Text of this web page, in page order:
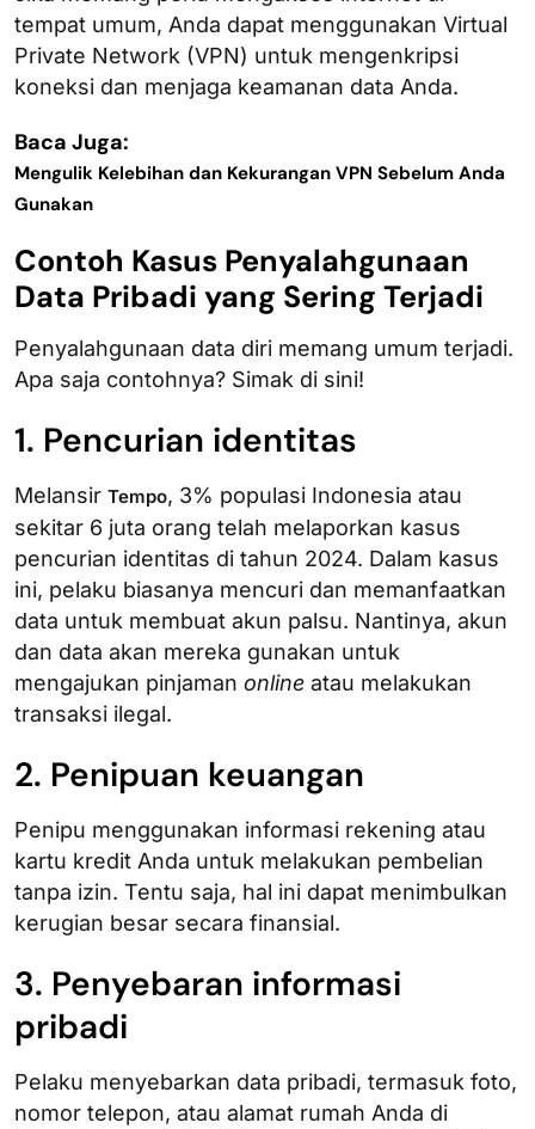
tempat umum, Anda dapat menggunakan Virtual
Private Network (VPN) untuk mengenkripsi
koneksi dan menjaga keamanan data Anda.
Baca Juga:
Mengulik Kelebihan dan Kekurangan VPN Sebelum Anda
Gunakan
Contoh Kasus Penyalahgunaan
Data Pribadi yang Sering Terjadi
Penyalahgunaan data diri memang umum terjadi.
Apa saja contohnya? Simak di sini!
1. Pencurian identitas
Melansir Tempo, 3% populasi Indonesia atau
sekitar 6 juta orang telah melaporkan kasus
pencurian identitas di tahun 2024. Dalam kasus
ini, pelaku biasanya mencuri dan memanfaatkan
data untuk membuat akun palsu. Nantinya, akun
dan data akan mereka gunakan untuk
mengajukan pinjaman online atau melakukan
transaksi ilegal.
2. Penipuan keuangan
Penipu menggunakan informasi rekening atau
kartu kredit Anda untuk melakukan pembelian
tanpa izin. Tentu saja, hal ini dapat menimbulkan
kerugian besar secara finansial.
3. Penyebaran informasi
pribadi
Pelaku menyebarkan data pribadi, termasuk foto,
nomor telepon, atau alamat rumah Anda di